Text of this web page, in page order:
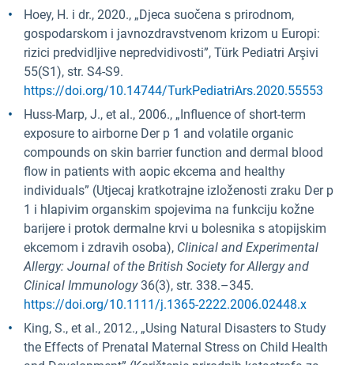
Hoey, H. i dr., 2020., „Djeca suočena s prirodnom,
gospodarskom i javnozdravstvenom krizom u Europi:
rizici predvidljive nepredvidivosti”, Türk Pediatri Arşivi
55(S1), str. S4-S9.
https://doi.org/10.14744/TurkPediatriArs.2020.55553
Huss-Marp, J., et al., 2006., „Influence of short-term
exposure to airborne Der p 1 and volatile organic
compounds on skin barrier function and dermal blood
flow in patients with aopic ekcema and healthy
individuals” (Utjecaj kratkotrajne izloženosti zraku Der p
1 i hlapivim organskim spojevima na funkciju kožne
barijere i protok dermalne krvi u bolesnika s atopijskim
ekcemom i zdravih osoba), Clinical and Experimental
Allergy: Journal of the British Society for Allergy and
Clinical Immunology36(3), str. 338.–345.
https://doi.org/10.1111/j.1365-2222.2006.02448.x
King, S., et al., 2012., „Using Natural Disasters to Study
the Effects of Prenatal Maternal Stress on Child Health